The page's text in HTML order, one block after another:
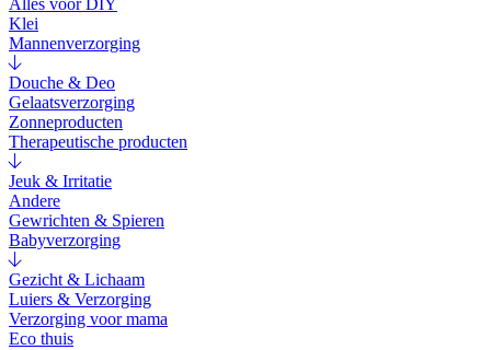
Alles voor DIY
Klei
Mannenverzorging
Douche & Deo
Gelaatsverzorging
Zonneproducten
Therapeutische producten
Jeuk & Irritatie
Andere
Gewrichten & Spieren
Babyverzorging
Gezicht & Lichaam
Luiers & Verzorging
Verzorging voor mama
Eco thuis